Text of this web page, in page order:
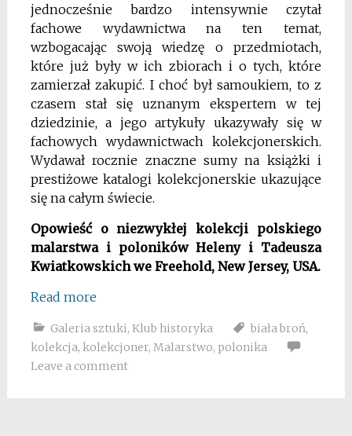
jednocześnie bardzo intensywnie czytał
fachowe wydawnictwa na ten temat,
wzbogacając swoją wiedzę o przedmiotach,
które już były w ich zbiorach i o tych, które
zamierzał zakupić. I choć był samoukiem, to z
czasem stał się uznanym ekspertem w tej
dziedzinie, a jego artykuły ukazywały się w
fachowych wydawnictwach kolekcjonerskich.
Wydawał rocznie znaczne sumyna książki i
prestiżowe katalogi kolekcjonerskie ukazujące
się na całym świecie.
Opowieść o niezwykłej kolekcji polskiego
malarstwa i poloników Heleny i Tadeusza
Kwiatkowskich we Freehold, New Jersey, USA.
Read more
Galeria sztuki, Klub historyka biała broń,
kolekcja, kolekcjoner, Malarstwo, polonika
Leave a comment